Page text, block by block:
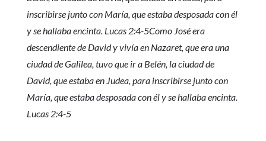
inscribirse junto con María, que estaba desposada con él
y se hallaba encinta. Lucas 2:4-5Como José era
descendiente de David y vivía en Nazaret, que era una
ciudad de Galilea, tuvo que ir a Belén, la ciudad de
David, que estaba en Judea, para inscribirse junto con
María, que estaba desposada con él y se hallaba encinta.
Lucas 2:4-5